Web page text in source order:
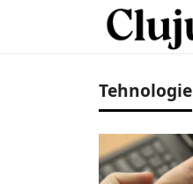
Tehnologie